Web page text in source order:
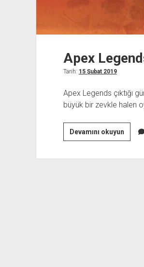
Apex
Tarih: 15 Şubat 2019
Apex Legends çıktığı
büyük bir zevkle halen
Devamını okuyunApex